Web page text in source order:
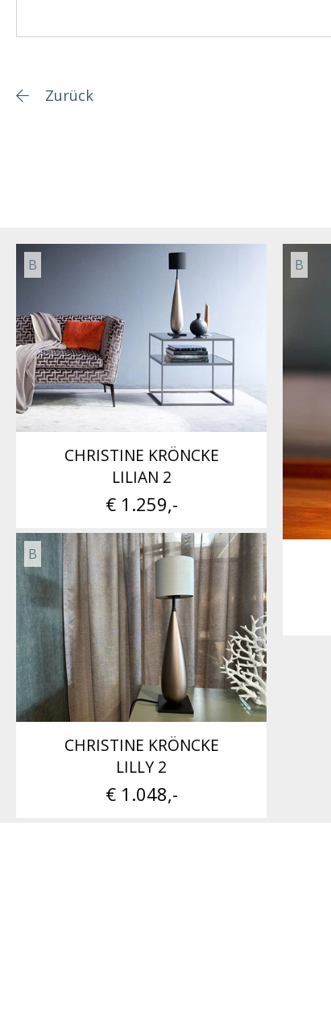
Zurück
B
CHRISTINE KRÖNCKE
LILIAN 2
€ 1.259,-
B
B
CHRISTINE KRÖNCKE
LILLY 2
€ 1.048,-